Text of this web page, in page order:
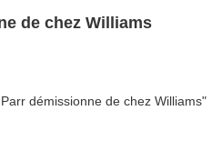
de chez Williams